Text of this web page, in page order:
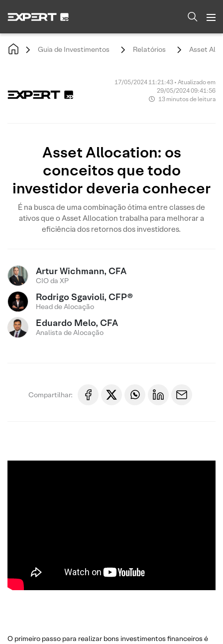
Guia de Investimentos Relatórios Asset
17/05/2024 11:21:43 • Atualizado em
29/05/2024 09:41:56
13 minutos de leitura
Asset Allocation: os
conceitos que todo
investidor deveria conhecer
É na busca de uma combinação ótima entre classes de
ativos que o Asset Allocation trabalha para melhorar a
eficiência dos retornos dos investidores.
Artur Wichmann, CFA
CIO da XP
Rodrigo Sgavioli, CFP®
Head de Alocação
Eduardo Melo, CFA
Analista de Alocação
Compartilhar:
O primeiro passo para realizar bons investimentos financeiros é